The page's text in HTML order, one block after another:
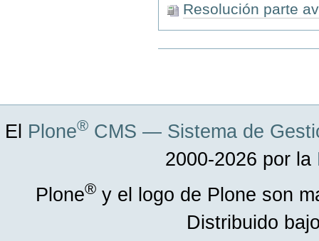
Resolución parte
El Plone®CMS — Sistema de
2000-2026 por la
Plone®y el logo de Plone son
Distribuido